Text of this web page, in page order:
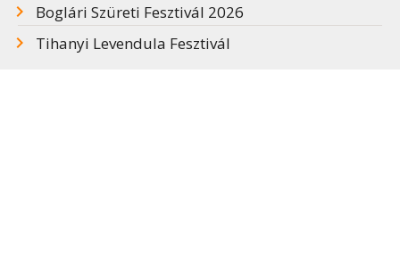
Boglári Szüreti Fesztivál 2026
Tihanyi Levendula Fesztivál